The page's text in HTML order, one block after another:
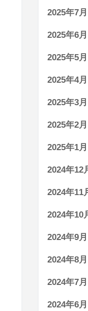
2025年7月
2025年6月
2025年5月
2025年4月
2025年3月
2025年2月
2025年1月
2024年12
2024年11
2024年10
2024年9月
2024年8月
2024年7月
2024年6月